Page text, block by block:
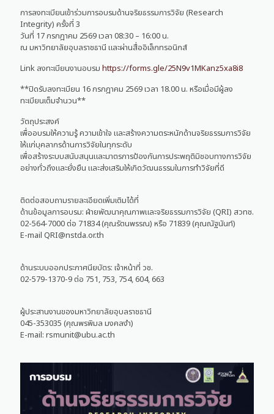
การลงทะเบียนเข้าร่วมการอบรมด้านจริยธรรมการวิจัย (Research
Integrity) ครั้งที่ 3
วันที่ 17 กรกฎาคม 2569 เวลา 08:30 – 16:00 น.
ณ มหาวิทยาลัยอุบลราชธานี และผ่านสื่ออิเล็กทรอนิกส์
Link ลงทะเบียนงานอบรม https://forms.gle/25N9v1MKanz5xa8i8
**ปิดรับลงทะเบียน 16 กรกฎาคม 2569 เวลา 18.00 น. หรือเมื่อมีผู้ลง
ทะเบียนเต็มจำนวน**
วัตถุประสงค์
เพื่ออบรมให้ความรู้ ความเข้าใจ และสร้างความตระหนักด้านจริยธรรมการวิจัย
ให้แก่บุคลากรด้านการวิจัยในทุกระดับ
เพื่อสร้างระบบสนับสนุนและมาตรการป้องกันการประพฤติมิชอบทางการวิจัย
อย่างทั่วถึงและยั่งยืน และส่งเสริมให้เกิดวัฒนธรรมในการทำวิจัยที่ดี
ติดต่อสอบถามรายละเอียดเพิ่มเติมได้ที่
ด้านข้อมูลการอบรม: ฝ่ายพัฒนาคุณภาพและจริยธรรมการวิจัย (QRI) สวทช.
02-564-7000 ต่อ 71834 (คุณรัตนพรรณ) หรือ 71839 (คุณณัฐนันท์)
E-mail QRI@nstda.or.th
ด้านระบบออกประกาศนียบัตร: เจ้าหน้าที่ วช.
02-579-1370-9 ต่อ 751, 753, 754, 604, 663
ผู้ประสานงานของมหาวิทยาลัยอุบลราชธานี
045-353035 (คุณพรพิมล มงคลงำ)
E-mail: rsmunit@ubu.ac.th